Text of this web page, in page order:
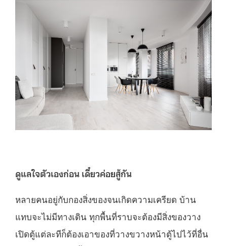
ดูแลใจตัวเองก่อน เดี๋ยวค่อยสู้กัน
หลายคนอยู่กับกองสิ่งของจนเกิดความเครียด บ้าน
แทบจะไม่มีทางเดิน ทุกพื้นที่ราบจะต้องมีสิ่งของวาง
เปิดตู้แต่ละทีก็ต้องเอาของที่วางขวางหน้าตู้ไปไว้ที่อื่น